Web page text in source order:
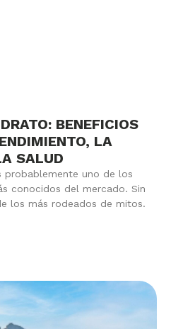
BENEFICIOS
LA
SALUD
probablemente uno de los
conocidos del mercado. Sin
los más rodeados de mitos.